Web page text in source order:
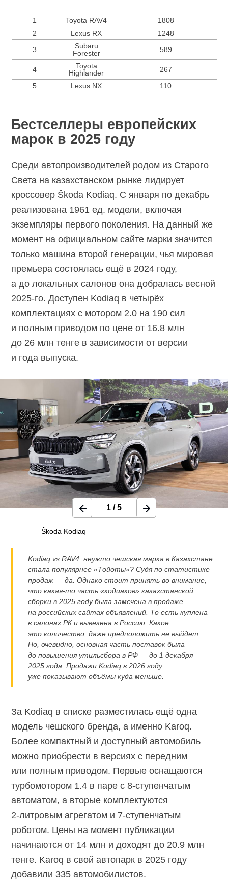
1 Toyota RAV4
1808
2
Lexus RX
1248
3
Subaru
Forester
589
4
Toyota
Highlander
267
5
Lexus NX 110
Бестселлеры европейских
марок в 2025 году
Среди автопроизводителей родом из Старого
Света на казахстанском рынке лидирует
кроссовер Škoda Kodiaq. С января по декабрь
реализована 1961 ед. модели, включая
экземпляры первого поколения. На данный же
момент на официальном сайте марки значится
только машина второй генерации, чья мировая
премьера состоялась ещё в 2024 году,
а до локальных салонов она добралась весной
2025-го. Доступен Kodiaq в четырёх
комплектациях с мотором 2.0 на 190 сил
и полным приводом по цене от 16.8 млн
до 26 млн тенге в зависимости от версии
и года выпуска.
Škoda Kodiaq
1 / 5
Kodiaq vs RAV4: неужто чешская марка в Казахстане
стала популярнее «Тойоты»? Судя по статистике
продаж — да. Однако стоит принять во внимание,
чтокакая-то часть «кодиаков» казахстанской
сборки в 2025 году была замечена в продаже
на российских сайтах объявлений. То есть куплена
в салонах РК и вывезена в Россию. Какое
это количество, даже предположить не выйдет.
Но, очевидно, основная часть поставок была
до повышения утильсбора в РФ — до 1 декабря
2025 года. Продажи Kodiaq в 2026 году
уже показывают объёмы куда меньше.
За Kodiaq в списке разместилась ещё одна
модель чешского бренда, а именно Karoq.
Более компактный и доступный автомобиль
можно приобрести в версиях с передним
или полным приводом. Первые оснащаются
турбомотором 1.4 в паре с8-ступенчатым
автоматом, а вторые комплектуются
2-литровым агрегатом и 7-ступенчатым
роботом. Цены на момент публикации
начинаются от 14 млн и доходят до 20.9 млн
тенге. Karoq в свой автопарк в 2025 году
добавили 335 автомобилистов.